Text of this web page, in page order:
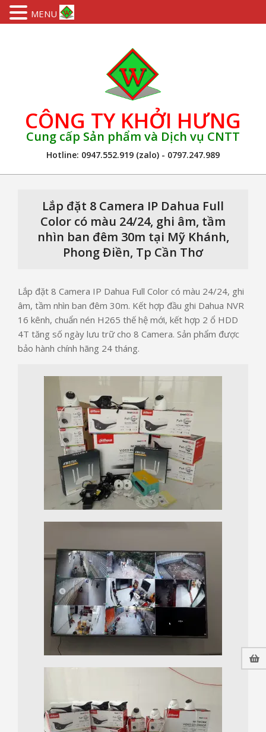
CÔNG TY KHỞI HƯNG
Cung cấp Sản phẩm và Dịch vụ CNTT
Hotline: 0947.552.919 (zalo) - 0797.247.989
Lắp đặt 8 Camera IP Dahua Full
Color có màu 24/24, ghi âm, tầm
nhìn ban đêm 30m tại Mỹ Khánh,
Phong Điền, Tp Cần Thơ
Lắp đặt 8 Camera IP Dahua Full Color có màu 24/24, ghi
âm, tầm nhìn ban đêm 30m. Kết hợp đầu ghi Dahua NVR
16 kênh, chuẩn nén H265 thế hệ mới, kết hợp 2 ổ HDD
4T tăng số ngày lưu trữ cho 8 Camera. Sản phẩm được
bảo hành chính hãng 24 tháng.
MENU